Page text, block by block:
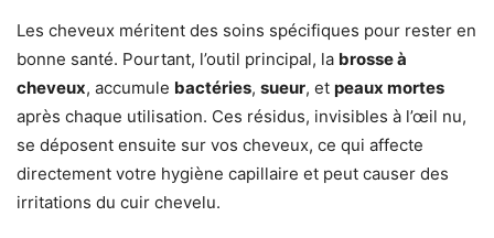
Les cheveux méritent des soins spécifiques pour rester en
bonne santé. Pourtant, l’outil principal, la brosse à
cheveux, accumule bactéries, sueur, et peaux mortes
après chaque utilisation. Ces résidus, invisibles à l’œil nu,
se déposent ensuite sur vos cheveux, ce qui affecte
directement votre hygiène capillaire et peut causer des
irritations du cuir chevelu.